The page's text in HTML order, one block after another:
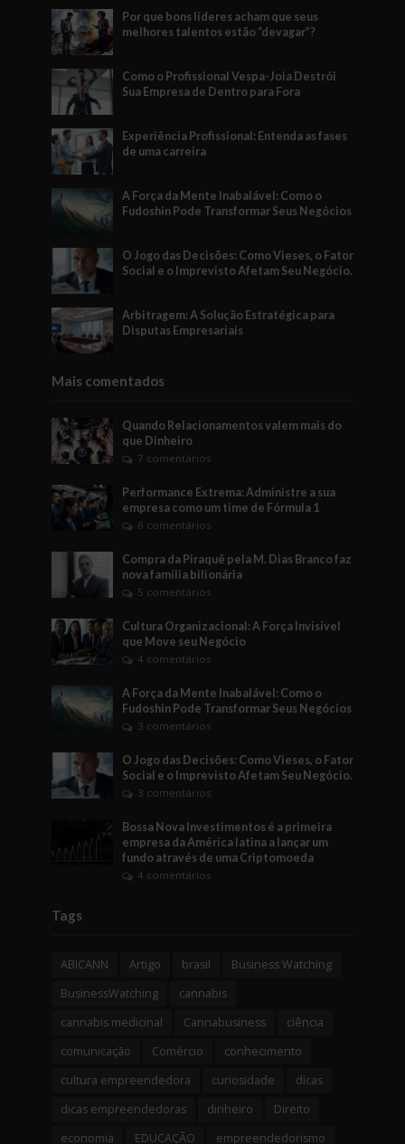
Por que bons líderes acham que seus
melhores talentos estão “devagar”?
Como o Profissional Vespa-Joia Destrói
Sua Empresa de Dentro para Fora
Experiência Profissional: Entenda as fases
de uma carreira
A Força da Mente Inabalável: Como o
Fudoshin Pode Transformar Seus Negócios
O Jogo das Decisões: Como Vieses, o Fator
Social e o Imprevisto Afetam Seu Negócio.
Arbitragem: A Solução Estratégica para
Disputas Empresariais
Mais comentados
Quando Relacionamentos valem mais do
que Dinheiro
7 comentários
Performance Extrema: Administre a sua
empresa como um time de Fórmula 1
6 comentários
Compra da Piraquê pela M. Dias Branco faz
nova família bilionária
5 comentários
Cultura Organizacional: A Força Invisível
que Move seu Negócio
4 comentários
A Força da Mente Inabalável: Como o
Fudoshin Pode Transformar Seus Negócios
3 comentários
O Jogo das Decisões: Como Vieses, o Fator
Social e o Imprevisto Afetam Seu Negócio.
3 comentários
Bossa Nova Investimentos é a primeira
empresa da América latina a lançar um
fundo através de uma Criptomoeda
4 comentários
Tags
ABICANN Artigo brasil
Business Watching
BusinessWatching
cannabis
cannabis medicinal
Cannabusiness
ciência
comunicação
Comércio
conhecimento
cultura empreendedora
curiosidade
dicas
dicas empreendedoras
dinheiro
Direito
economia
EDUCAÇÃO empreendedorismo